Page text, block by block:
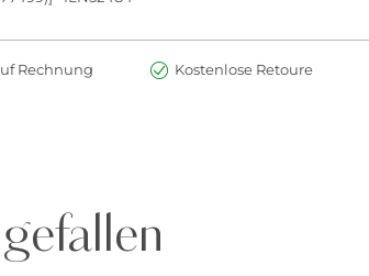
Rechnung Kostenlose Retoure